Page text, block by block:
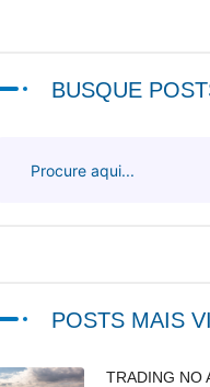
BUSQUE
POSTS MAIS
TRADING NO